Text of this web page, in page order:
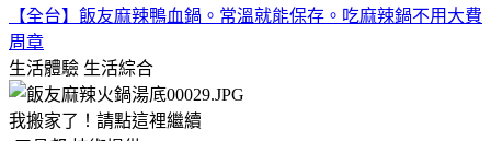
【全台】飯友麻辣鴨血鍋。常溫就能保存。吃麻辣鍋不用大費
周章
生活體驗 生活綜合
我搬家了！請點這裡繼續